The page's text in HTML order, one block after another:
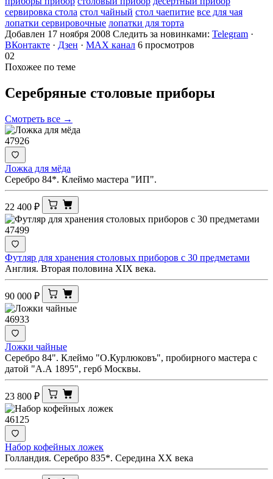
сервировка стола стол чайный стол чаепитие все для чая
лопатки сервировочные лопатки для торта
Добавлен 17 ноября 2008 Следить за новинками: Telegram ·
ВКонтакте · Дзен · MAX канал 6 просмотров
02
Похожее по теме
Серебряные столовые приборы
Смотреть все →
47926
Ложка для мёда
Серебро 84*. Клеймо мастера "ИП".
22 400 ₽
47499
Футляр для хранения столовых приборов с 30 предметами
Англия. Вторая половина XIX века.
90 000 ₽
46933
Ложки чайные
Серебро 84". Клеймо "О.Курлюковъ", пробирного мастера с
датой "А.А 1895", герб Москвы.
23 800 ₽
46125
Набор кофейных ложек
Голландия. Серебро 835*. Середина ХХ века